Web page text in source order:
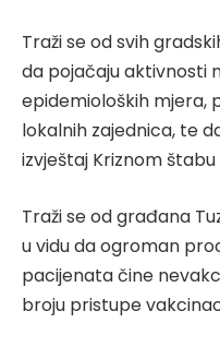
Traži se od svih
da pojačaju aktivnosti
epidemioloških mjera,
lokalnih zajednica, te
izvještaj Kriznom
Traži se od građana
u vidu da ogroman
pacijenata čine
broju pristupe